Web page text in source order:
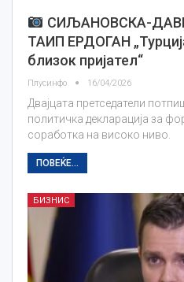
СИЉАНОВСКА-
ТАИП ЕРДОГАН
близок пријател“
Плусинфо 16/04/2026
Двајцата претседатели
политичка декларација за
соработка на високо ниво.
ПОВЕЌЕ...
БИЗНИС